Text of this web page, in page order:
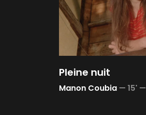
Pleine nuit
Manon Coubia — 15' —